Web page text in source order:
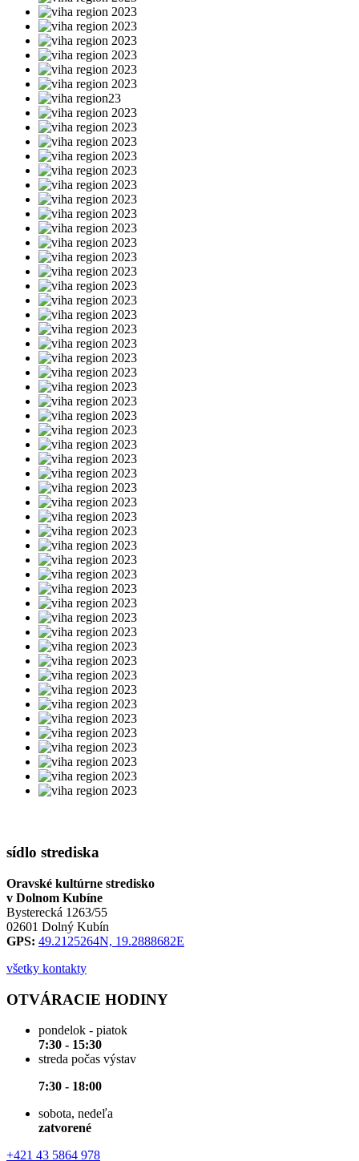
sídlo strediska
Oravské kultúrne stredisko
v Dolnom Kubíne
Bysterecká 1263/55
02601 Dolný Kubín
GPS: 49.2125264N, 19.2888682E
všetky kontakty
OTVÁRACIE HODINY
pondelok - piatok
7:30 - 15:30
streda počas výstav
7:30 - 18:00
sobota, nedeľa
zatvorené
+421 43 5864 978